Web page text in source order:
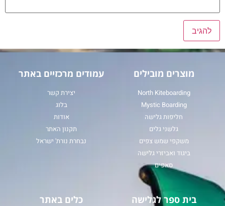
מוצרים מובילים
North Kiteboarding
Mystic Boarding
חליפות גלישה
גלשני גלים
משקפי שמש צפים
ביגוד ואביזרי גלישה
סאפים
עמודים מרכזיים באתר
יצירת קשר
בלוג
אודות
תקנון האתר
נבחרת נורת' ישראל
בית ספר לגלישה כלים באתר